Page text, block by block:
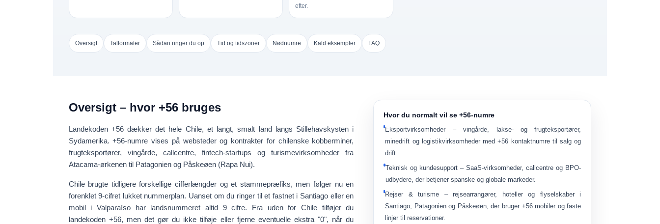
efter.
Oversigt Talformater Sådan ringer du op Tid og tidszoner Nødnumre Kald eksempler FAQ
Oversigt – hvor +56 bruges
Landekoden +56dækker det hele Chile, et langt, smalt land langs Stillehavskysten i
Sydamerika. +56-numre vises på websteder og kontrakter for chilenske kobberminer,
frugteksportører, vingårde, callcentre, fintech-startups og turismevirksomheder fra
Atacama-ørkenen til Patagonien og Påskeøen (Rapa Nui).
Chile brugte tidligere forskellige cifferlængder og et stammepræfiks, men følger nu en
forenklet9-cifret lukket nummerplan. Uanset om du ringer til et fastnet i Santiago eller en
mobil i Valparaíso har landsnummeret altid 9 cifre. Fra uden for Chile tilføjer du
landekoden +56, men det gør du ikke tilføje eller fjerne eventuelle ekstra "0", når du
Hvor du normalt vil se +56-numre
Eksportvirksomheder – vingårde, lakse- og frugteksportører,
minedrift og logistikvirksomheder med +56 kontaktnumre til salg og
drift.
Teknisk og kundesupport– SaaS-virksomheder, callcentre og BPO-
udbydere, der betjener spanske og globale markeder.
Rejser & turisme – rejsearrangører, hoteller og flyselskaber i
Santiago, Patagonien og Påskeøen, der bruger +56 mobiler og faste
linjer til reservationer.